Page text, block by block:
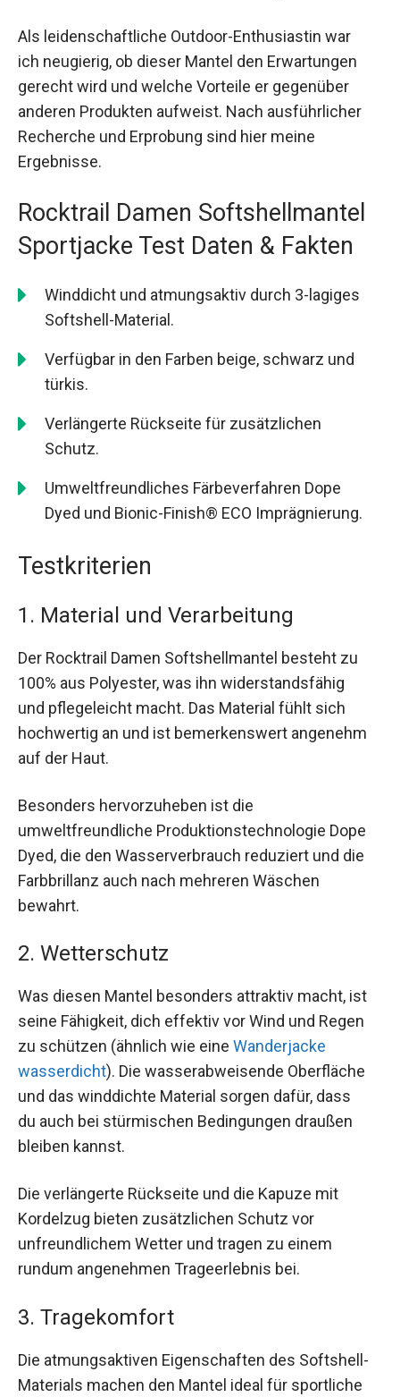
Als leidenschaftliche Outdoor-Enthusiastin war
ich neugierig, ob dieser Mantel den Erwartungen
gerecht wird und welche Vorteile er gegenüber
anderen Produkten aufweist. Nach ausführlicher
Recherche und Erprobung sind hier meine
Ergebnisse.
Rocktrail Damen Softshellmantel
Sportjacke Test Daten & Fakten
Winddicht und atmungsaktiv durch 3-lagiges
Softshell-Material.
Verfügbar in den Farben beige, schwarz und
türkis.
Verlängerte Rückseite für zusätzlichen
Schutz.
Umweltfreundliches Färbeverfahren Dope
Dyed und Bionic-Finish® ECO Imprägnierung.
Testkriterien
1. Material und Verarbeitung
Der Rocktrail Damen Softshellmantel besteht zu
100% aus Polyester, was ihn widerstandsfähig
und pflegeleicht macht. Das Material fühlt sich
hochwertig an und ist bemerkenswert angenehm
auf der Haut.
Besonders hervorzuheben ist die
umweltfreundliche Produktionstechnologie Dope
Dyed, die den Wasserverbrauch reduziert und die
Farbbrillanz auch nach mehreren Wäschen
bewahrt.
2. Wetterschutz
Was diesen Mantel besonders attraktiv macht, ist
seine Fähigkeit, dich effektiv vor Wind und Regen
zu schützen (ähnlich wie eine Wanderjacke
wasserdicht). Die wasserabweisende Oberfläche
und das winddichte Material sorgen dafür, dass
du auch bei stürmischen Bedingungen draußen
bleiben kannst.
Die verlängerte Rückseite und die Kapuze mit
Kordelzug bieten zusätzlichen Schutz vor
unfreundlichem Wetter und tragen zu einem
rundum angenehmen Trageerlebnis bei.
3. Tragekomfort
Die atmungsaktiven Eigenschaften des Softshell-
Materials machen den Mantel ideal für sportliche